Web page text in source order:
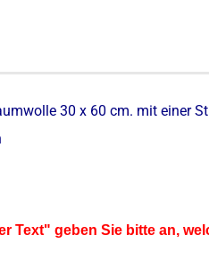
30 x 60 cm. mit einer
Text" geben Sie bitte an,